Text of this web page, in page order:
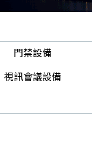
門禁設備
視訊會議設備